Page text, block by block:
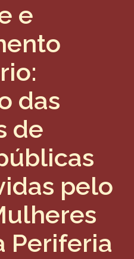
e
das
de
pelo
Periferia